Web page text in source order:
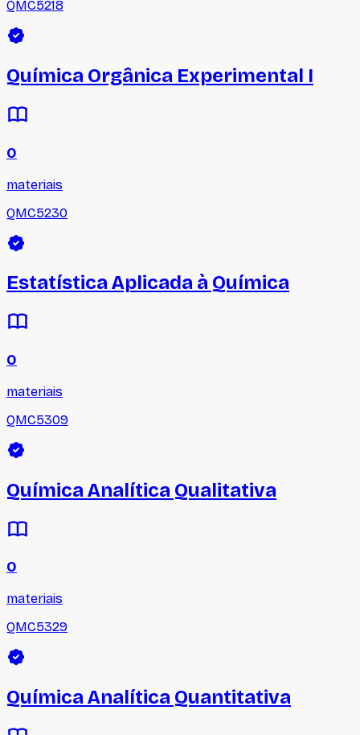
QMC5218
Química Orgânica Experimental I
0
materiais
QMC5230
Estatística Aplicada à Química
0
materiais
QMC5309
Química Analítica Qualitativa
0
materiais
QMC5329
Química Analítica Quantitativa